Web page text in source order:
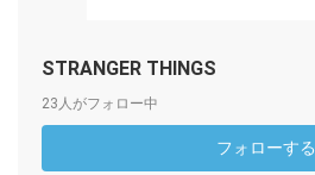
STRANGER THINGS
23人がフォロー中
フォローする